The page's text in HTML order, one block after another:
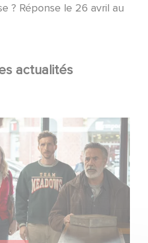
? Réponse le 26 avril au
actualités
Baptiste Lecaplain et José